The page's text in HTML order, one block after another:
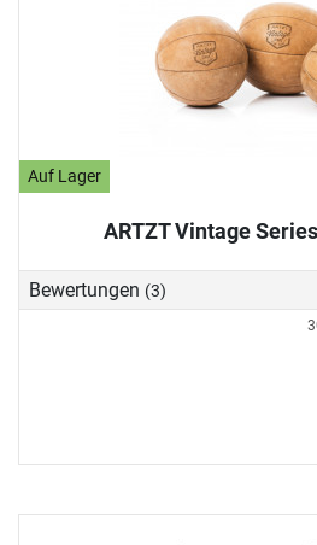
Auf Lager
ARTZT Vintage
Bewertungen (3)